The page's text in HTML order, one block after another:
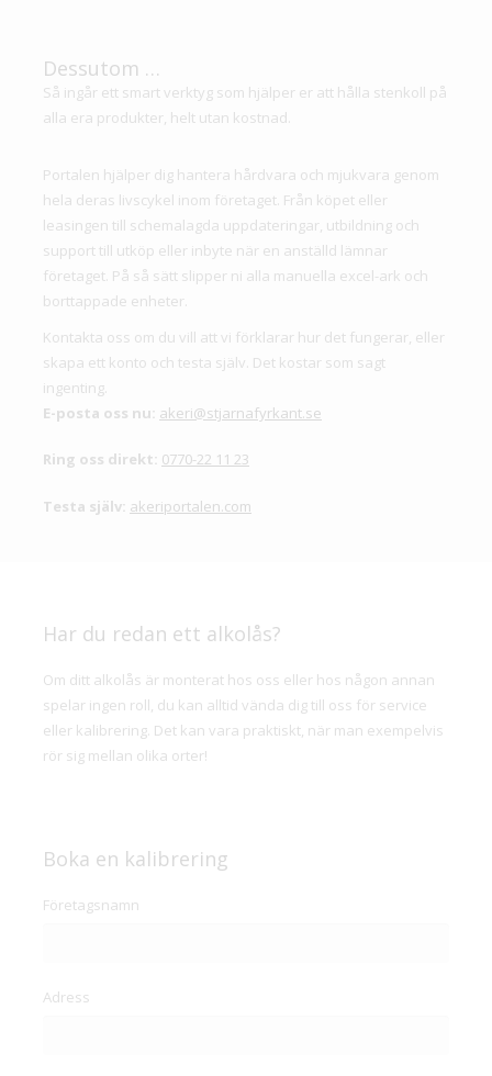
Dessutom …
Så ingår ett smart verktyg som hjälper er att hålla stenkoll på
alla era produkter, helt utan kostnad.
Portalen hjälper dig hantera hårdvara och mjukvara genom
hela deras livscykel inom företaget. Från köpet eller
leasingen till schemalagda uppdateringar, utbildning och
support till utköp eller inbyte när en anställd lämnar
företaget. På så sätt slipper ni alla manuella excel-ark och
borttappade enheter.
Kontakta oss om du vill att vi förklarar hur det fungerar, eller
skapa ett konto och testa själv. Det kostar som sagt
ingenting.
E-posta oss nu: akeri@stjarnafyrkant.se
Ring oss direkt: 0770-22 11 23
Testa själv: akeriportalen.com
Har du redan ett alkolås?
Om ditt alkolås är monterat hos oss eller hos någon annan
spelar ingen roll, du kan alltid vända dig till oss för service
eller kalibrering. Det kan vara praktiskt, när man exempelvis
rör sig mellan olika orter!
Boka en kalibrering
Företagsnamn
Adress